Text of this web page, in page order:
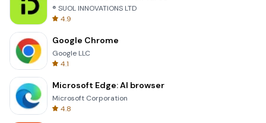
® SUOL INNOVATIONS LTD
4.9
Google Chrome
Google LLC
4.1
Microsoft Edge: AI browser
Microsoft Corporation
4.8